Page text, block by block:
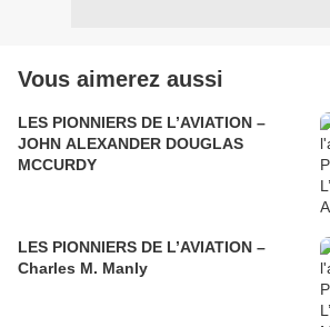
Vous aimerez aussi
LES PIONNIERS DE L’AVIATION –
JOHN ALEXANDER DOUGLAS
MCCURDY
LES PIONNIERS DE L’AVIATION –
Charles M. Manly